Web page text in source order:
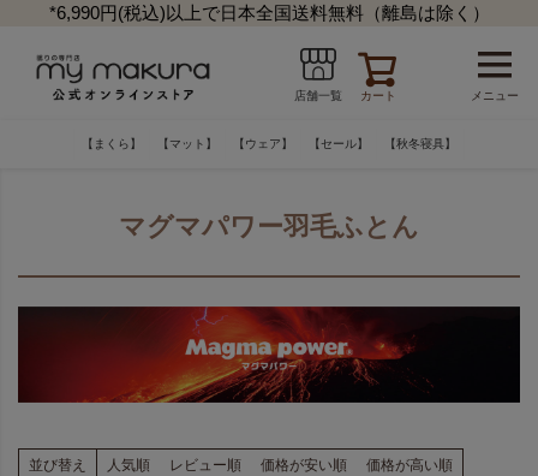
*6,990円(税込)以上で日本全国送料無料（離島は除く）
店舗一覧 カート メニュー
【まくら】 【マット】 【ウェア】 【セール】 【秋冬寝具】
マグマパワー羽毛ふとん
並び替え 人気順 レビュー順 価格が安い順 価格が高い順